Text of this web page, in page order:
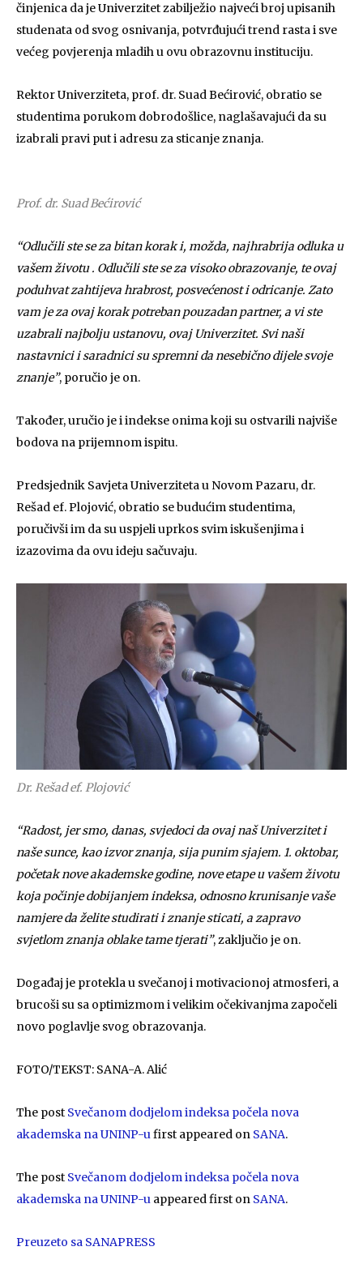
činjenica da je Univerzitet zabilježio najveći broj upisanih
studenata od svog osnivanja, potvrđujući trend rasta i sve
većeg povjerenja mladih u ovu obrazovnu instituciju.
Rektor Univerziteta, prof. dr. Suad Bećirović, obratio se
studentima porukom dobrodošlice, naglašavajući da su
izabrali pravi put i adresu za sticanje znanja.
Prof. dr. Suad Bećirović
“Odlučili ste se za bitan korak i, možda, najhrabrija odluka u
vašem životu . Odlučili ste se za visoko obrazovanje, te ovaj
poduhvat zahtijeva hrabrost, posvećenost i odricanje. Zato
vam je za ovaj korak potreban pouzadan partner, a vi ste
uzabrali najbolju ustanovu, ovaj Univerzitet. Svi naši
nastavnici i saradnici su spremni da nesebično dijele svoje
znanje”, poručio je on.
Također, uručio je i indekse onima koji su ostvarili najviše
bodova na prijemnom ispitu.
Predsjednik Savjeta Univerziteta u Novom Pazaru, dr.
Rešad ef. Plojović, obratio se budućim studentima,
poručivši im da su uspjeli uprkos svim iskušenjima i
izazovima da ovu ideju sačuvaju.
Dr. Rešad ef. Plojović
“Radost, jer smo, danas, svjedoci da ovaj naš Univerzitet i
naše sunce, kao izvor znanja, sija punim sjajem. 1. oktobar,
početak nove akademske godine, nove etape u vašem životu
koja počinje dobijanjem indeksa, odnosno krunisanje vaše
namjere da želite studirati i znanje sticati, a zapravo
svjetlom znanja oblake tame tjerati”, zaključio je on.
Događaj je protekla u svečanoj i motivacionoj atmosferi, a
brucoši su sa optimizmom i velikim očekivanjma započeli
novo poglavlje svog obrazovanja.
FOTO/TEKST: SANA-A. Alić
The post Svečanom dodjelom indeksa počela nova
akademska na UNINP-ufirst appeared on SANA.
The post Svečanom dodjelom indeksa počela nova
akademska na UNINP-u appeared first on SANA.
Preuzeto sa SANAPRESS